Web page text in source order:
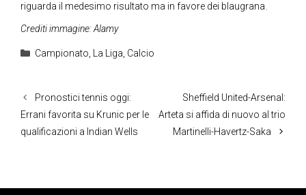
riguarda il medesimo risultato ma in favore dei blaugrana.
Crediti immagine: Alamy
Categorie
Campionato, La Liga, Calcio
Pronostici tennis oggi:
Errani favorita su Krunic per le
qualificazioni a Indian Wells
Sheffield United-Arsenal:
Arteta si affida di nuovo al trio
Martinelli-Havertz-Saka